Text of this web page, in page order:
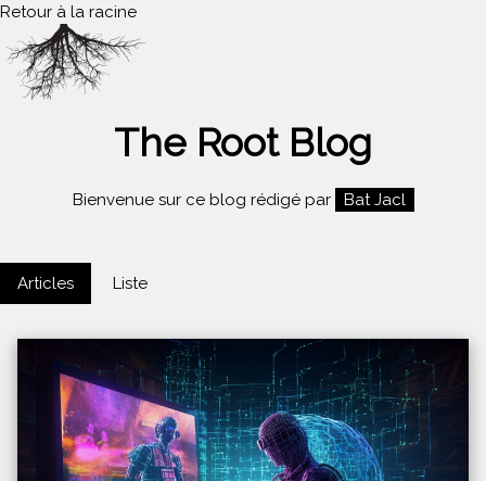
Retour à la racine
The Root Blog
Bienvenue sur ce blog rédigé par Bat Jacl
Articles Liste